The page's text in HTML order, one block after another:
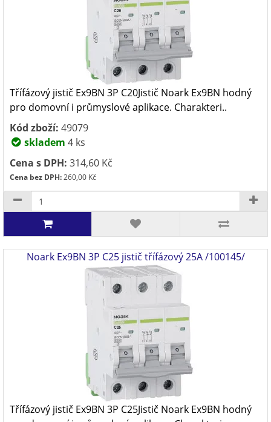
Třífázový jistič Ex9BN 3P C20Jistič Noark Ex9BN hodný
pro domovní i průmyslové aplikace. Charakteri..
Kód zboží: 49079
skladem 4 ks
Cena s DPH: 314,60 Kč
Cena bez DPH:260,00 Kč
Noark Ex9BN 3P C25 jistič třífázový 25A /100145/
Třífázový jistič Ex9BN 3P C25Jistič Noark Ex9BN hodný